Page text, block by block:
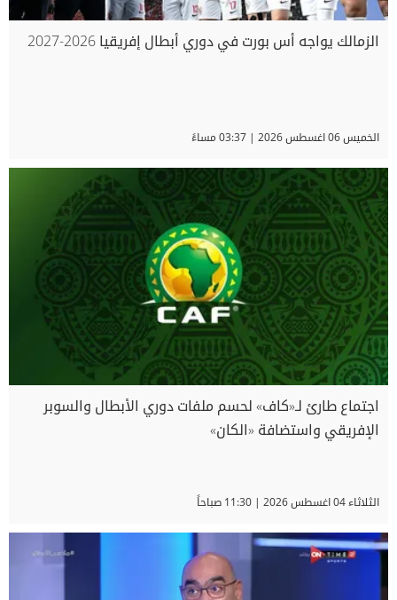
الزمالك يواجه أس بورت في دوري أبطال إفريقيا 2026-2027
الخميس 06 اغسطس 2026 | 03:37 مساءً
اجتماع طارئ لـ«كاف» لحسم ملفات دوري الأبطال والسوبر
الإفريقي واستضافة «الكان»
الثلاثاء 04 اغسطس 2026 | 11:30 صباحاً